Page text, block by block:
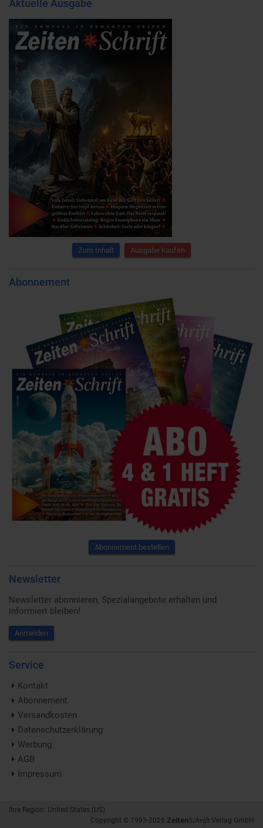
Aktuelle Ausgabe
Zum Inhalt Ausgabe kaufen
Abonnement
Abonnement bestellen
Newsletter
Newsletter abonnieren, Spezialangebote erhalten und
informiert bleiben!
Anmelden
Service
Kontakt
Abonnement
Versandkosten
Datenschutzerklärung
Werbung
AGB
Impressum
Ihre Region: United States (US)
Copyright © 1993-2026 ZeitenSchrift Verlag GmbH